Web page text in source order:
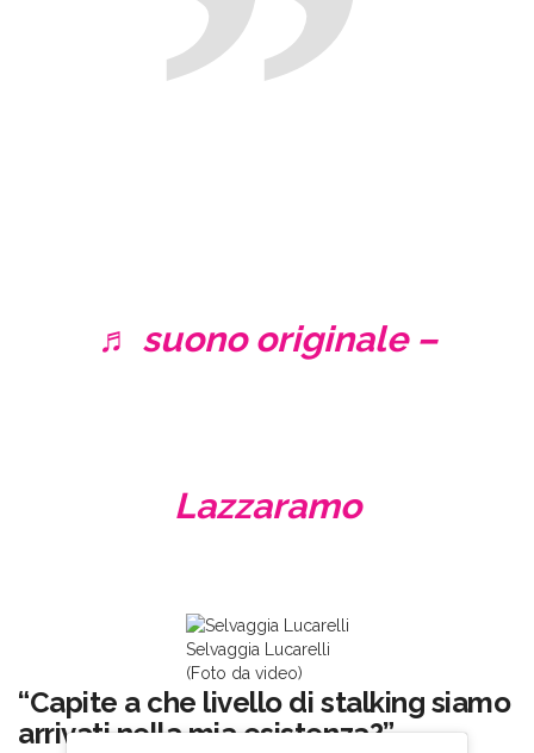
♬ suono originale –
Lazzaramo
Selvaggia Lucarelli
(Foto da video)
“Capite a che livello di stalking siamo
arrivati nella mia esistenza?”